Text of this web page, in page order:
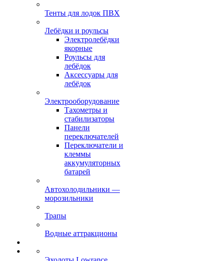
Тенты для лодок ПВХ
Лебёдки и роульсы
Электролебёдки
якорные
Роульсы для
лебёдок
Аксессуары для
лебёдок
Электрооборудование
Тахометры и
стабилизаторы
Панели
переключателей
Переключатели и
клеммы
аккумуляторных
батарей
Автохолодильники —
морозильники
Трапы
Водные аттракционы